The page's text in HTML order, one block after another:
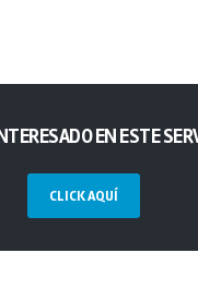
EN ESTE
CLICK AQUÍ